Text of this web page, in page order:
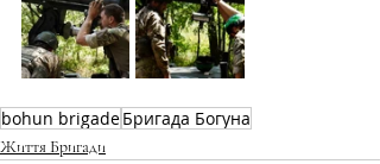
bohun brigadeБригада Богуна
Життя Бригади